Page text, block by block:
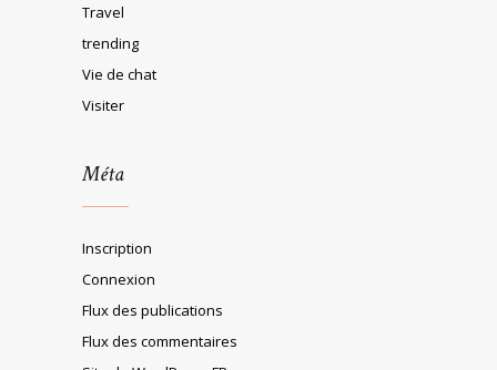
Travel
trending
Vie de chat
Visiter
Méta
Inscription
Connexion
Flux des publications
Flux des commentaires